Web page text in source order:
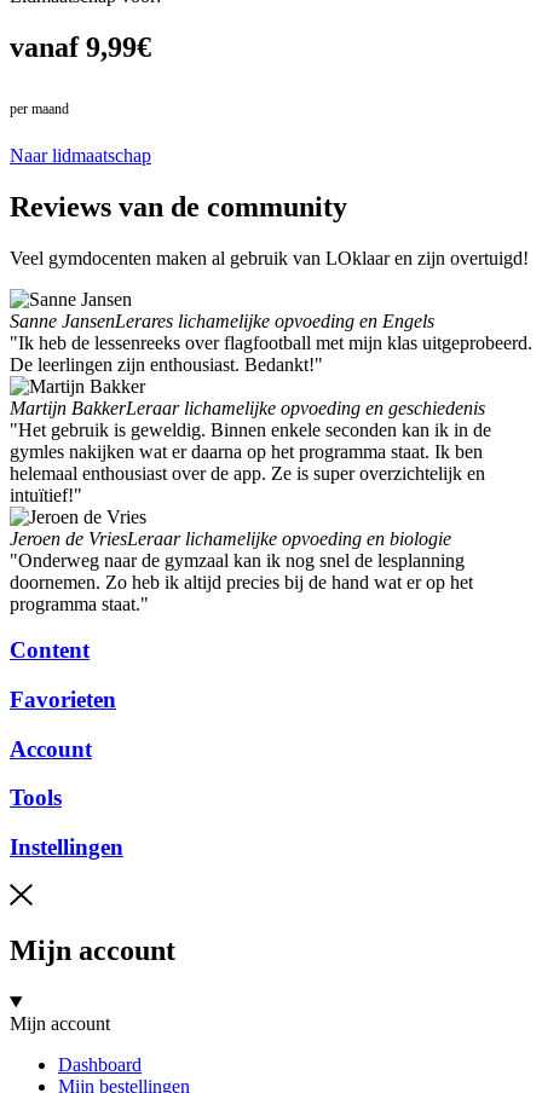
vanaf 9,99€
per maand
Naar lidmaatschap
Reviews van de community
Veel gymdocenten maken al gebruik van LOklaar en zijn overtuigd!
Sanne JansenLerares lichamelijke opvoeding en Engels
"Ik heb de lessenreeks over flagfootball met mijn klas uitgeprobeerd.
De leerlingen zijn enthousiast. Bedankt!"
Martijn BakkerLeraar lichamelijke opvoeding en geschiedenis
"Het gebruik is geweldig. Binnen enkele seconden kan ik in de
gymles nakijken wat er daarna op het programma staat. Ik ben
helemaal enthousiast over de app. Ze is super overzichtelijk en
intuïtief!"
Jeroen de VriesLeraar lichamelijke opvoeding en biologie
"Onderweg naar de gymzaal kan ik nog snel de lesplanning
doornemen. Zo heb ik altijd precies bij de hand wat er op het
programma staat."
Content
Favorieten
Account
Tools
Instellingen
Mijn account
Mijn account
Dashboard
Mijn bestellingen